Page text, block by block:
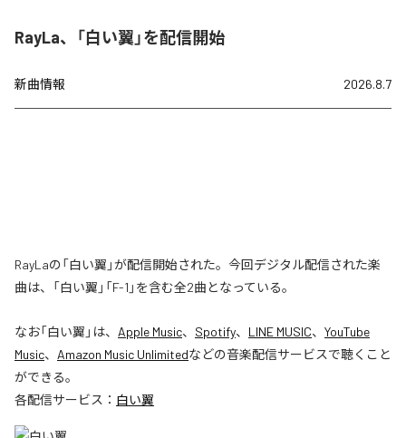
RayLa、「白い翼」を配信開始
新曲情報 2026.8.7
RayLaの「白い翼」が配信開始された。今回デジタル配信された楽
曲は、「白い翼」「F-1」を含む全2曲となっている。
なお「白い翼 」は、 Apple Music、 Spotify、 LINE MUSIC、 YouTube
Music、 Amazon Music Unlimitedなどの音楽配信サービスで聴くこと
ができる。
各配信サービス： 白い翼